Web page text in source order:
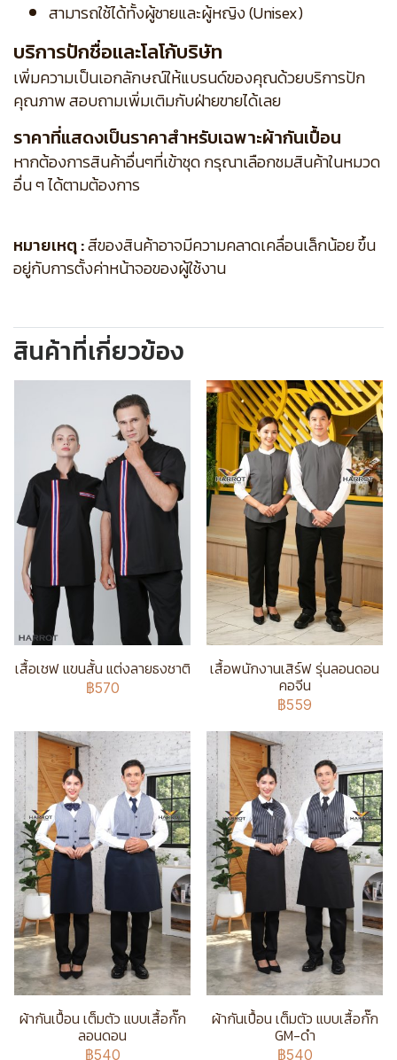
สามารถใช้ได้ทั้งผู้ชายและผู้หญิง (Unisex)
บริการปักชื่อและโลโก้บริษัท
เพิ่มความเป็นเอกลักษณ์ให้แบรนด์ของคุณด้วยบริการปัก
คุณภาพ สอบถามเพิ่มเติมกับฝ่ายขายได้เลย
ราคาที่แสดงเป็นราคาสำหรับเฉพาะผ้ากันเปื้อน
หากต้องการสินค้าอื่นๆที่เข้าชุด กรุณาเลือกชมสินค้าในหมวด
อื่น ๆ ได้ตามต้องการ
หมายเหตุ :สีของสินค้าอาจมีความคลาดเคลื่อนเล็กน้อย ขึ้น
อยู่กับการตั้งค่าหน้าจอของผู้ใช้งาน
สินค้าที่เกี่ยวข้อง
เสื้อเชฟ แขนสั้น แต่งลายธงชาติ
฿570
เสื้อพนักงานเสิร์ฟ รุ่นลอนดอน
คอจีน
฿559
ผ้ากันเปื้อน เต็มตัว แบบเสื้อกั๊ก
ลอนดอน
฿540
ผ้ากันเปื้อน เต็มตัว แบบเสื้อกั๊ก
GM-ดำ
฿540